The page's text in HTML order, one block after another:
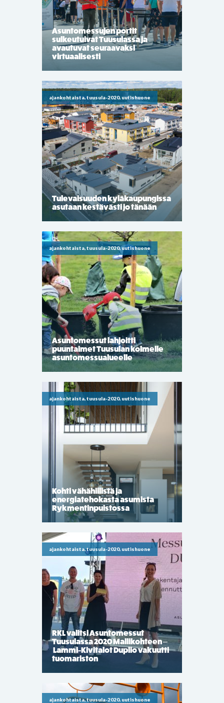
Asuntomessujen portit
sulkeutuivat Tuusulassa ja
avautuvat seuraavaksi
virtuaalisesti
ajankohtaista, tuusula-2020, uutishuone
Tulevaisuuden kyläkaupungissa
asutaan kestävästi jo tänään
ajankohtaista, tuusula-2020, uutishuone
Asuntomessut lahjoitti
puuntaimet Tuusulan kolmelle
asuntomessualueelle
ajankohtaista, tuusula-2020, uutishuone
Kohti vähähiilistä ja
energiatehokasta asumista
Rykmentinpuistossa
ajankohtaista, tuusula-2020, uutishuone
RKL valitsi Asuntomessut
Tuusulassa 2020 Mallikohteen –
Lammi-Kivitalot Duplio vakuutti
tuomariston
ajankohtaista, tuusula-2020, uutishuone